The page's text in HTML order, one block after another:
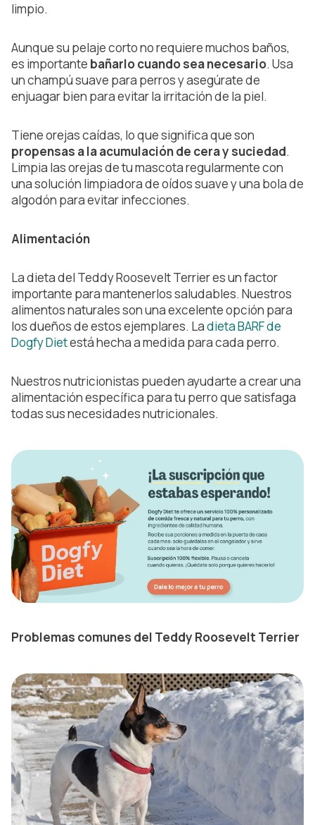
limpio.
Aunque su pelaje corto no requiere muchos baños,
es importante bañarlo cuando sea necesario. Usa
un champú suave para perros y asegúrate de
enjuagar bien para evitar la irritación de la piel.
Tiene orejas caídas, lo que significa que son
propensas a la acumulación de cera y suciedad.
Limpia las orejas de tu mascota regularmente con
una solución limpiadora de oídos suave y una bola de
algodón para evitar infecciones.
Alimentación
La dieta del Teddy Roosevelt Terrier es un factor
importante para mantenerlos saludables. Nuestros
alimentos naturales son una excelente opción para
los dueños de estos ejemplares. Ladieta BARF de
Dogfy Dietestá hecha a medida para cada perro.
Nuestros nutricionistas pueden ayudarte a crear una
alimentación específica para tu perro que satisfaga
todas sus necesidades nutricionales.
Problemas comunes del Teddy Roosevelt Terrier